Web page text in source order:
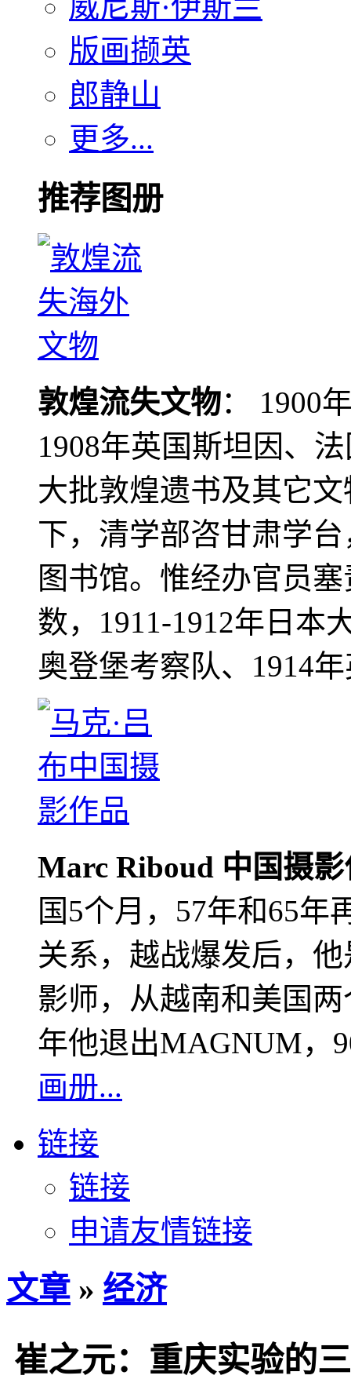
版画撷英
郎静山
更多...
推荐图册
敦煌流失文物： 1900
1908年英国斯坦因、
大批敦煌遗书及其它
下，清学部咨甘肃学
图书馆。惟经办官员
数，1911-1912年日本
奥登堡考察队、1914
Marc Riboud 中国摄
国5个月，57年和65年
关系，越战爆发后，
影师，从越南和美国
年他退出MAGNUM，
画册...
链接
链接
申请友情链接
文章 » 经济
崔之元：重庆实验的